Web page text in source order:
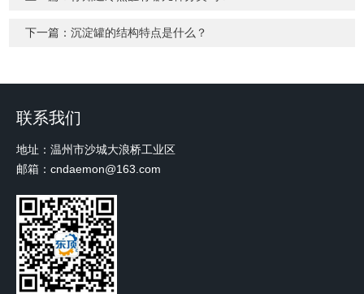
下一篇：沉淀罐的结构特点是什么？
联系我们
地址：温州市沙城大浪桥工业区
邮箱：cndaemon@163.com